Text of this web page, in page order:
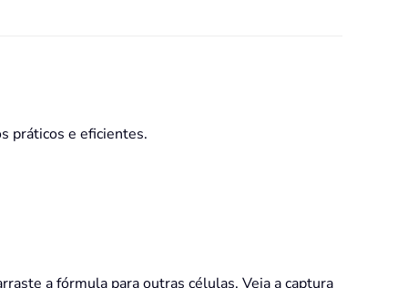
práticos e eficientes.
a fórmula para outras células. Veja a captura